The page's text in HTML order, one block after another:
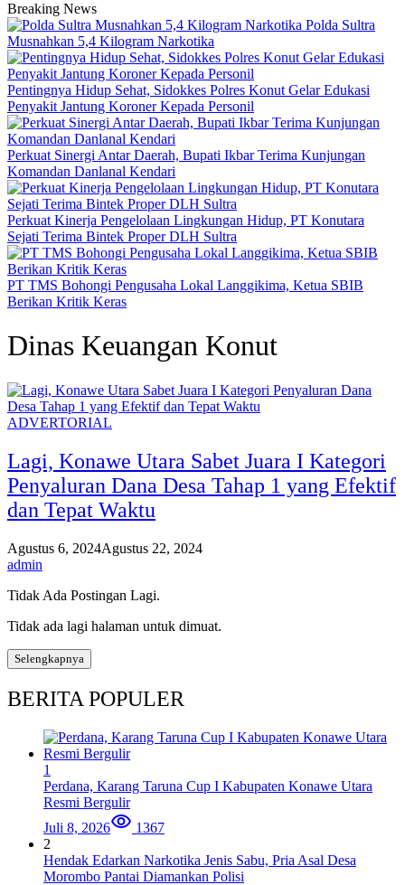
Breaking News
Polda Sultra
Musnahkan 5,4 Kilogram Narkotika
Pentingnya Hidup Sehat, Sidokkes Polres Konut Gelar Edukasi
Penyakit Jantung Koroner Kepada Personil
Perkuat Sinergi Antar Daerah, Bupati Ikbar Terima Kunjungan
Komandan Danlanal Kendari
Perkuat Kinerja Pengelolaan Lingkungan Hidup, PT Konutara
Sejati Terima Bintek Proper DLH Sultra
PT TMS Bohongi Pengusaha Lokal Langgikima, Ketua SBIB
Berikan Kritik Keras
Dinas Keuangan Konut
ADVERTORIAL
Lagi, Konawe Utara Sabet Juara I Kategori
Penyaluran Dana Desa Tahap 1 yang Efektif
dan Tepat Waktu
Agustus 6, 2024Agustus 22, 2024
admin
Tidak Ada Postingan Lagi.
Tidak ada lagi halaman untuk dimuat.
Selengkapnya
BERITA POPULER
1
Perdana, Karang Taruna Cup I Kabupaten Konawe Utara
Resmi Bergulir
Juli 8, 2026
1367
2
Hendak Edarkan Narkotika Jenis Sabu, Pria Asal Desa
Morombo Pantai Diamankan Polisi